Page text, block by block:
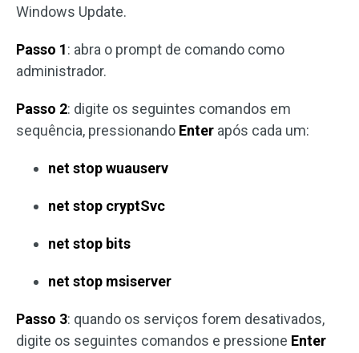
Windows Update.
Passo 1: abra o prompt de comando como
administrador.
Passo 2: digite os seguintes comandos em
sequência, pressionando Enter após cada um:
net stop wuauserv
net stop cryptSvc
net stop bits
net stop msiserver
Passo 3: quando os serviços forem desativados,
digite os seguintes comandos e pressione Enter